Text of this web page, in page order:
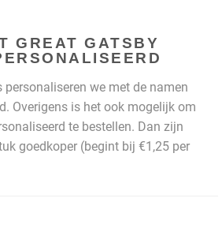
GREAT GATSBY
personaliseren we met de namen
Overigens is het ook mogelijk om
te bestellen. Dan zijn
goedkoper (begint bij €1,25 per